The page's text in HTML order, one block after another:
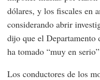
dólares, y los fiscales en
considerando abrir
dijo que el Departamento
ha tomado “muy en
Los conductores de los